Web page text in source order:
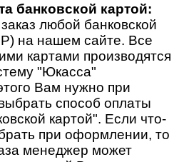
банковской картой:
любой банковской
на нашем сайте. Все
картами производятся
"Юкасса"
Вам нужно при
способ оплаты
картой". Если что-
при оформлении, то
менеджер может